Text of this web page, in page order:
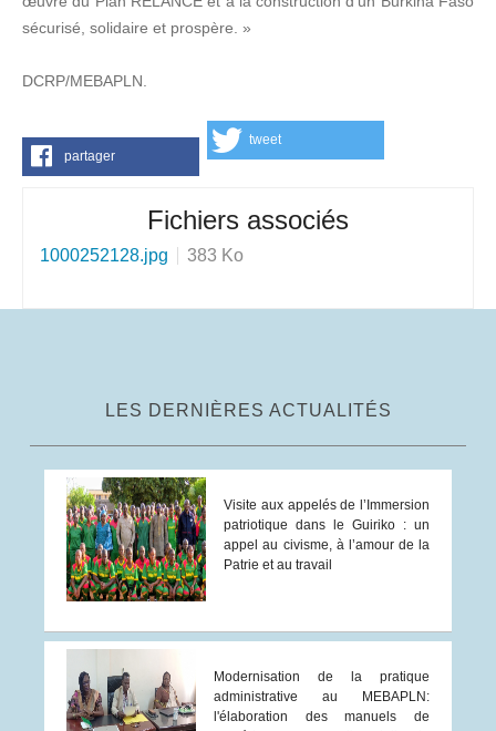
sécurisé, solidaire et prospère. »
DCRP/MEBAPLN.
partager
tweet
Fichiers associés
1000252128.jpg 383 Ko
LES DERNIÈRES ACTUALITÉS
Visite aux appelés de l’Immersion
patriotique dans le Guiriko : un
appel au civisme, à l’amour de la
Patrie et au travail
Modernisation de la pratique
administrative au MEBAPLN:
l'élaboration des manuels de